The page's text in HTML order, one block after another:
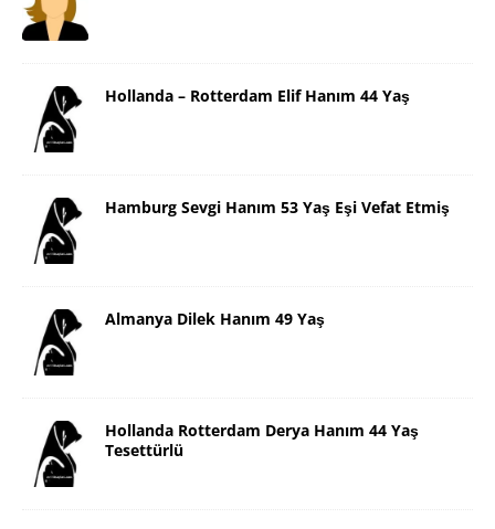
Hollanda – Rotterdam Elif Hanım 44 Yaş
Hamburg Sevgi Hanım 53 Yaş Eşi Vefat Etmiş
Almanya Dilek Hanım 49 Yaş
Hollanda Rotterdam Derya Hanım 44 Yaş
Tesettürlü